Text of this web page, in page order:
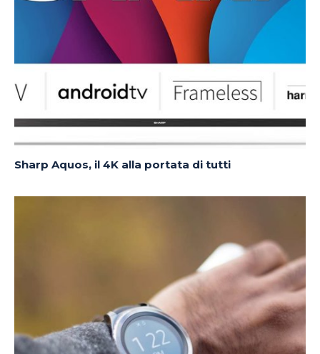
Sharp Aquos, il 4K alla portata di tutti